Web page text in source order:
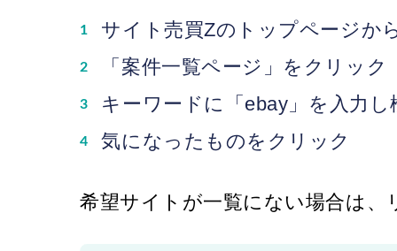
サイト売買Zのトップページか
「案件一覧ページ」をクリック
キーワードに「ebay」を入力し
気になったものをクリック
希望サイトが一覧にない場合は